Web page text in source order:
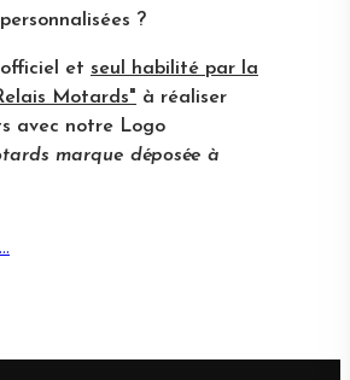
?
et seul habilité par la
Motards" à réaliser
avec notre Logo
marque déposée à